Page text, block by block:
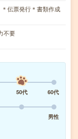
伝票発行＊書類作成
不要
50代
60代
男性